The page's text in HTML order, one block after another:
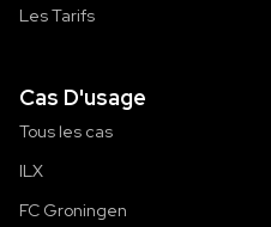
Les Tarifs
Cas D'usage
Tous les cas
ILX
FC Groningen